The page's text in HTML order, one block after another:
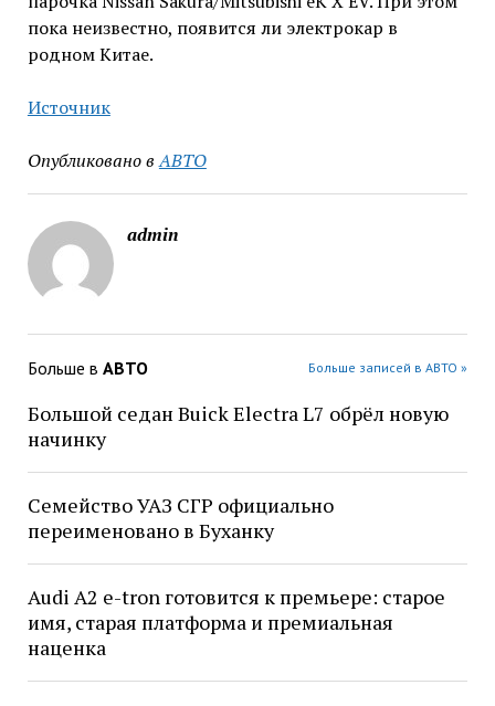
пока неизвестно, появится ли электрокар в
родном Китае.
Источник
Опубликовано в АВТО
admin
Больше в АВТО Больше записей в АВТО »
Большой седан Buick Electra L7 обрёл новую
начинку
Семейство УАЗ СГР официально
переименовано в Буханку
Audi A2 e-tron готовится к премьере: старое
имя, старая платформа и премиальная
наценка